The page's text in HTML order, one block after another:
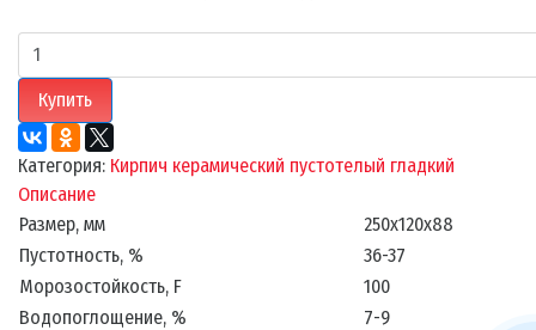
Купить
Категория: Кирпич керамический пустотелый гладкий
Описание
Размер, мм
250х120х88
Пустотность, %
36-37
Морозостойкость, F
100
Водопоглощение, %
7-9